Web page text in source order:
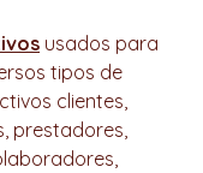
usados para
tipos de
clientes,
prestadores,